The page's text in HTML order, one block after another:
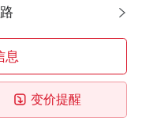
息
变价提醒